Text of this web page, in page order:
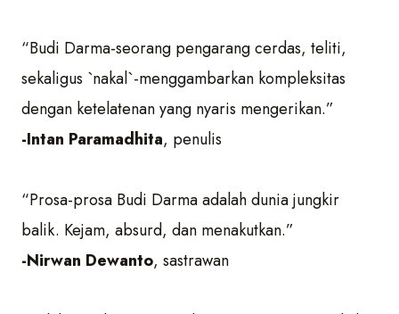
“Budi Darma-seorang pengarang cerdas, teliti,
sekaligus `nakal`-menggambarkan kompleksitas
dengan ketelatenan yang nyaris mengerikan.”
-Intan Paramadhita, penulis
“Prosa-prosa Budi Darma adalah dunia jungkir
balik. Kejam, absurd, dan menakutkan.”
-Nirwan Dewanto, sastrawan